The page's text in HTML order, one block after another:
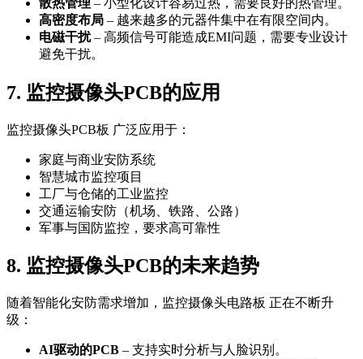
高密度布局 – 越来越多的元器件集中在有限空间内。
电磁干扰– 高频信号可能造成EMI问题，需要专业设计
避免干扰。
7. 监控摄像头PCB的应用
监控摄像头PCB板 广泛应用于：
家庭与商业安防系统
智慧城市监控项目
工厂与仓储的工业监控
交通运输安防（机场、铁路、公路）
军事与国防监控，要求高可靠性
8. 监控摄像头PCB的未来趋势
随着智能化安防需求增加，监控摄像头电路板 正在不断升
级：
AI驱动的PCB – 支持实时分析与人脸识别。